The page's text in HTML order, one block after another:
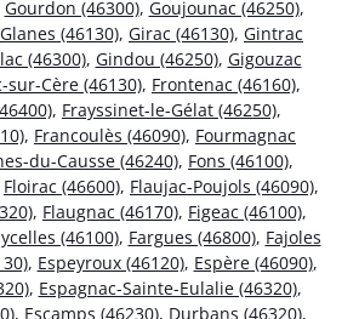
Gourdon (46300), Goujounac (46250),
Glanes (46130), Girac (46130), Gintrac
(46300), Gindou (46250), Gigouzac
sur-Cère (46130), Frontenac (46160),
, Frayssinet-le-Gélat (46250),
, Francoulès (46090), Fourmagnac
du-Causse (46240), Fons (46100),
Floirac (46600), Flaujac-Poujols (46090),
, Flaugnac (46170), Figeac (46100),
(46100), Fargues (46800), Fajoles
, Espeyroux (46120), Espère (46090),
, Espagnac-Sainte-Eulalie (46320),
, Escamps (46230), Durbans (46320),